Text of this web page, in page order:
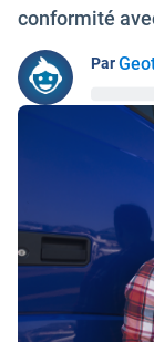
conformité
Par